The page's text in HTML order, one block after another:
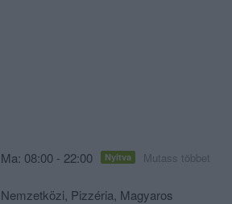
Ma: 08:00 - 22:00 Nyitva Mutass többet
Nemzetközi, Pizzéria, Magyaros